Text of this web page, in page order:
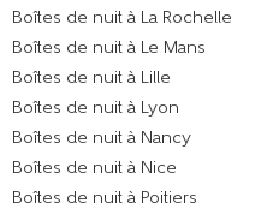
Boîtes de nuit à La Rochelle
Boîtes de nuit à Le Mans
Boîtes de nuit à Lille
Boîtes de nuit à Lyon
Boîtes de nuit à Nancy
Boîtes de nuit à Nice
Boîtes de nuit à Poitiers